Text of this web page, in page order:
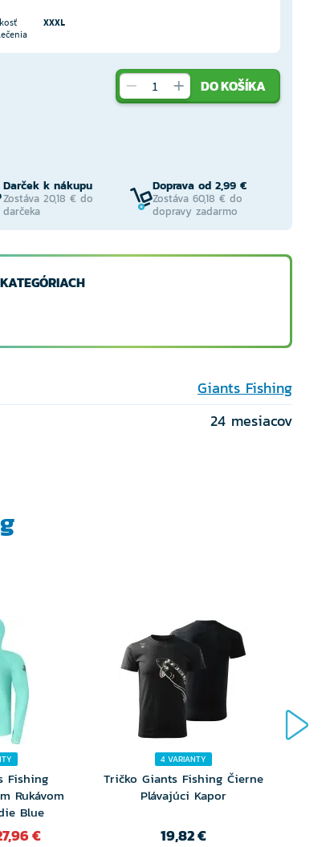
XXXL
DO KOŠÍKA
Darček k nákupu
Zostáva 20,18 € do
darčeka
Doprava od 2,99 €
Zostáva 60,18 € do
dopravy zadarmo
Giants Fishing
24 mesiacov
Fishing
Rukávom
Blue
€
4 VARIANTY
Tričko Giants Fishing Čierne
Plávajúci Kapor
19,82 €